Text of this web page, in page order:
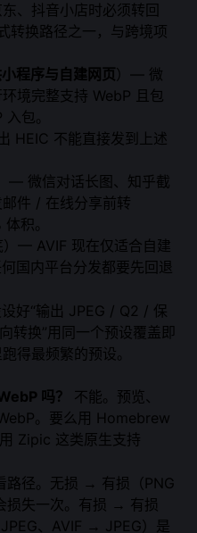
、抖音小店时必须转回
转换路径之一，与跨境项
程序与自建网页）— 微
境完整支持 WebP 且包
包。
HEIC 不能直接发到上述
— 微信对话长图、知乎截
件 / 在线分享前转
积。
）— AVIF 现在仅适合自建
国内平台分发都要先回退
好“输出 JPEG / Q2 / 保
转换”用同一个预设覆盖即
得最频繁的预设。
吗？
不能。预览、
。要么用 Homebrew
Zipic 这类原生支持
路径。无损 → 有损（PNG
失一次。有损 → 有损
、AVIF → JPEG）是